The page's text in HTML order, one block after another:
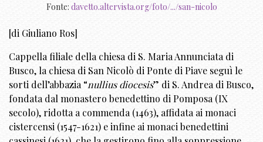
Fonte: davetto.altervista.org/foto/.../san-nicolo
[di Giuliano Ros]
Cappella filiale della chiesa di S. Maria Annunciata di
Busco, la chiesa di San Nicolò di Ponte di Piave seguì le
sorti dell’abbazia “nullius diocesis” di S. Andrea di Busco,
fondata dal monastero benedettino di Pomposa (IX
secolo), ridotta a commenda (1463), affidata ai monaci
cistercensi (1547-1621) e infine ai monaci benedettini